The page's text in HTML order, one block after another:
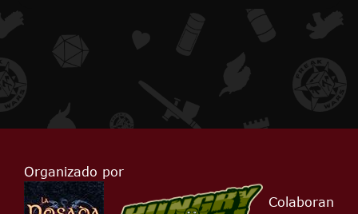
Organizado por
Colaboran